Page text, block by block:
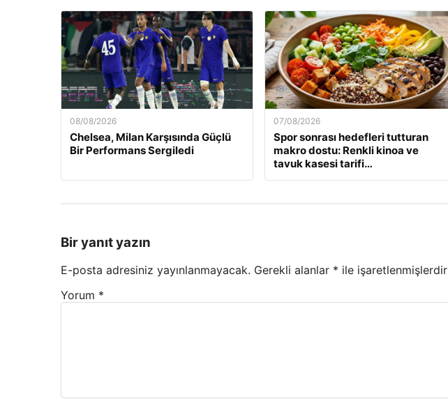
08/08/2026
Chelsea, Milan Karşısında Güçlü
Bir Performans Sergiledi
07/08/2026
Spor sonrası hedefleri tutturan
makro dostu: Renkli kinoa ve
tavuk kasesi tarifi…
Bir yanıt yazın
E-posta adresiniz yayınlanmayacak. Gerekli alanlar * ile işaretlenmişlerdir
Yorum *